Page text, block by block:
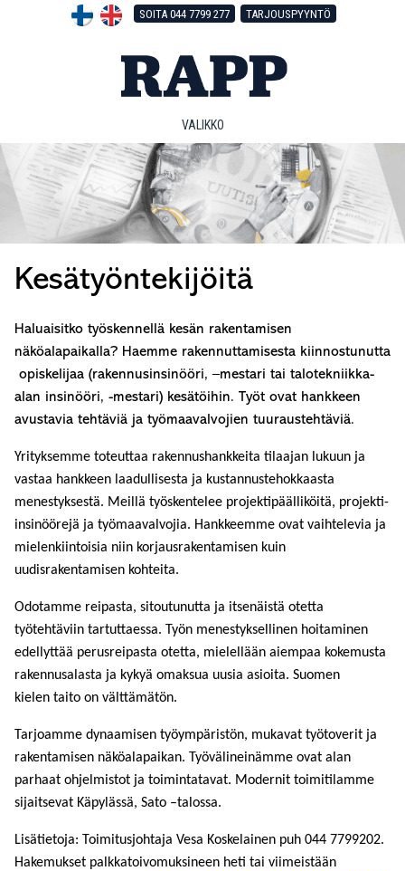
SOITA 044 7799 277 TARJOUSPYYNTÖ
VALIKKO
Kesätyöntekijöitä
Haluaisitko työskennellä kesän rakentamisen
näköalapaikalla? Haemme rakennuttamisesta kiinnostunutta
opiskelijaa (rakennusinsinööri, –mestari tai talotekniikka-
alan insinööri, -mestari) kesätöihin. Työt ovat hankkeen
avustavia tehtäviä ja työmaavalvojien tuuraustehtäviä.
Yrityksemme toteuttaa rakennushankkeita tilaajan lukuun ja
vastaa hankkeen laadullisesta ja kustannustehokkaasta
menestyksestä. Meillä työskentelee projektipäälliköitä, projekti-
insinöörejä ja työmaavalvojia. Hankkeemme ovat vaihtelevia ja
mielenkiintoisia niin korjausrakentamisen kuin
uudisrakentamisen kohteita.
Odotamme reipasta, sitoutunutta ja itsenäistä otetta
työtehtäviin tartuttaessa. Työn menestyksellinen hoitaminen
edellyttää perusreipasta otetta, mielellään aiempaa kokemusta
rakennusalasta ja kykyä omaksua uusia asioita. Suomen
kielen taito on välttämätön.
Tarjoamme dynaamisen työympäristön, mukavat työtoverit ja
rakentamisen näköalapaikan. Työvälineinämme ovat alan
parhaat ohjelmistot ja toimintatavat. Modernit toimitilamme
sijaitsevat Käpylässä, Sato –talossa.
Lisätietoja: Toimitusjoh­taja Vesa Koskelainen puh 044 7799202.
Hakemukset palkkatoivomuksineen heti tai viimeistään